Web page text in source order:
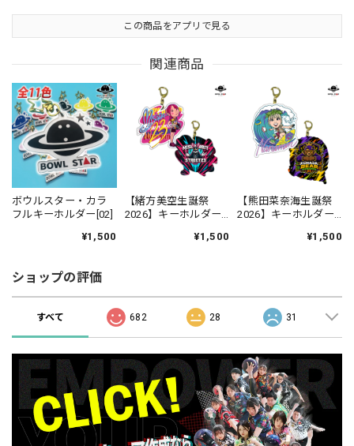
この商品をアプリで見る
関連商品
ボウルスター・カラ
フルキーホルダー[02]
¥1,500
【緒方美空生誕祭
2026】キーホルダー
¥1,500
【熊田菜奈海生誕祭
2026】キーホルダー
¥1,500
ショップの評価
すべて 682 28 31